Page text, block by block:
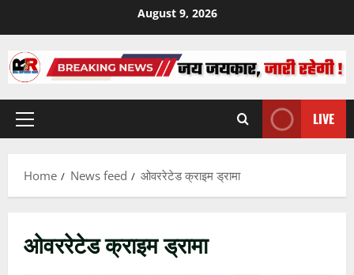
content
August 9, 2026
Primary
LIVE
Home News feed ओवररेटेड क्राइम ड्रामा
ओवररेटेड क्राइम ड्रामा